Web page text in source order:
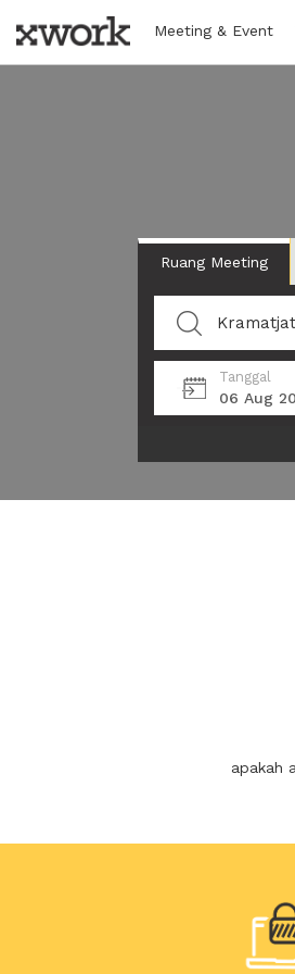
Meeting & Event
Ruang Meeting
Tanggal
06 Aug
apakah